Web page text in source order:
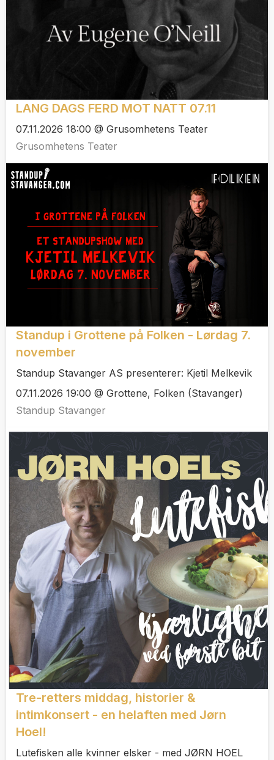
LANG DAGS FERD MOT NATT 07.11
07.11.2026 18:00 @ Grusomhetens Teater
Grusomhetens Teater
Standup i Grottene på Folken - Lørdag 7.
november
Standup Stavanger AS presenterer: Kjetil Melkevik
07.11.2026 19:00 @ Grottene, Folken (Stavanger)
Standup Stavanger
Tre-retters middag, historier &
intimkonsert - en helaften med Jørn
Hoel!
Lutefisken alle kvinner elsker - med JØRN HOEL